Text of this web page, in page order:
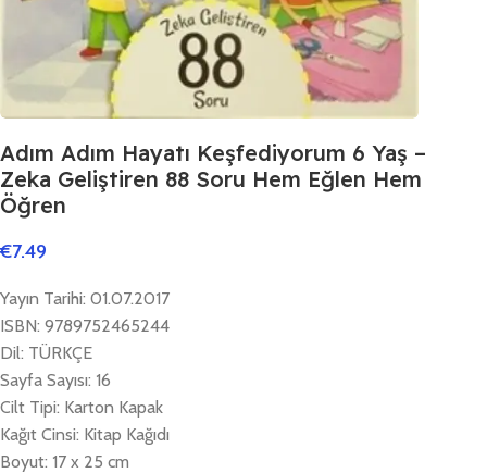
Adım Adım Hayatı Keşfediyorum 6 Yaş –
Zeka Geliştiren 88 Soru Hem Eğlen Hem
Öğren
€7.49
Yayın Tarihi: 01.07.2017
ISBN: 9789752465244
Dil: TÜRKÇE
Sayfa Sayısı: 16
Cilt Tipi: Karton Kapak
Kağıt Cinsi: Kitap Kağıdı
Boyut: 17 x 25 cm